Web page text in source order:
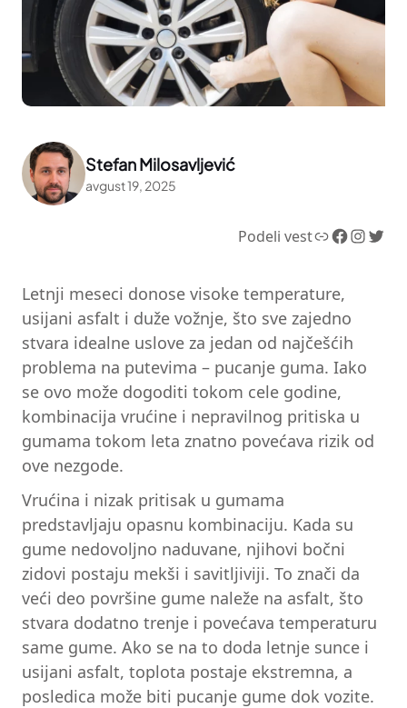
Stefan Milosavljević
avgust 19, 2025
Podeli vestLink Facebook InstagramTwitter
Letnji meseci donose visoke temperature,
usijani asfalt i duže vožnje, što sve zajedno
stvara idealne uslove za jedan od najčešćih
problema na putevima – pucanje guma. Iako
se ovo može dogoditi tokom cele godine,
kombinacija vrućine i nepravilnog pritiska u
gumama tokom leta znatno povećava rizik od
ove nezgode.
Vrućina i nizak pritisak u gumama
predstavljaju opasnu kombinaciju. Kada su
gume nedovoljno naduvane, njihovi bočni
zidovi postaju mekši i savitljiviji. To znači da
veći deo površine gume naleže na asfalt, što
stvara dodatno trenje i povećava temperaturu
same gume. Ako se na to doda letnje sunce i
usijani asfalt, toplota postaje ekstremna, a
posledica može biti pucanje gume dok vozite.